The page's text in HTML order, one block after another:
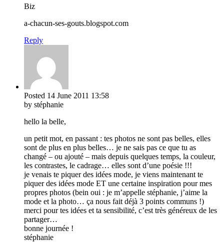
Biz
a-chacun-ses-gouts.blogspot.com
Reply
Posted 14 June 2011 13:58
by stéphanie
hello la belle,
un petit mot, en passant : tes photos ne sont pas belles, elles
sont de plus en plus belles… je ne sais pas ce que tu as
changé – ou ajouté – mais depuis quelques temps, la couleur,
les contrastes, le cadrage… elles sont d’une poésie !!!
je venais te piquer des idées mode, je viens maintenant te
piquer des idées mode ET une certaine inspiration pour mes
propres photos (bein oui : je m’appelle stéphanie, j’aime la
mode et la photo… ça nous fait déjà 3 points communs !)
merci pour tes idées et ta sensibilité, c’est très généreux de les
partager…
bonne journée !
stéphanie